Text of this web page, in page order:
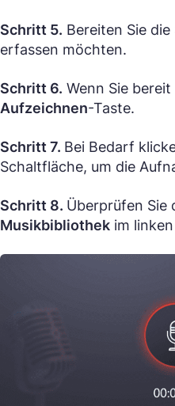
Schritt 5. Bereiten Sie
erfassen möchten.
Schritt 6. Wenn Sie
Aufzeichnen-Taste.
Schritt 7. Bei Bedarf
Schaltfläche, um die
Schritt 8. Überprüfen Sie
Musikbibliothek im